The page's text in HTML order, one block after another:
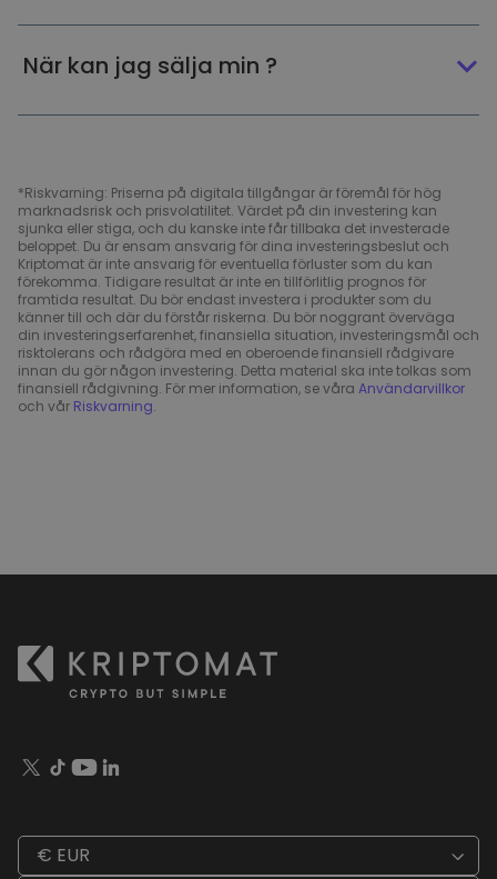
När kan jag sälja min ?
*Riskvarning: Priserna på digitala tillgångar är föremål för hög
marknadsrisk och prisvolatilitet. Värdet på din investering kan
sjunka eller stiga, och du kanske inte får tillbaka det investerade
beloppet. Du är ensam ansvarig för dina investeringsbeslut och
Kriptomat är inte ansvarig för eventuella förluster som du kan
förekomma. Tidigare resultat är inte en tillförlitlig prognos för
framtida resultat. Du bör endast investera i produkter som du
känner till och där du förstår riskerna. Du bör noggrant överväga
din investeringserfarenhet, finansiella situation, investeringsmål och
risktolerans och rådgöra med en oberoende finansiell rådgivare
innan du gör någon investering. Detta material ska inte tolkas som
finansiell rådgivning. För mer information, se våra Användarvillkor
och vår Riskvarning.
€ EUR